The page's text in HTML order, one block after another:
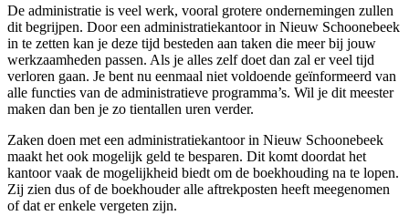
De administratie is veel werk, vooral grotere ondernemingen zullen
dit begrijpen. Door een administratiekantoor in Nieuw Schoonebeek
in te zetten kan je deze tijd besteden aan taken die meer bij jouw
werkzaamheden passen. Als je alles zelf doet dan zal er veel tijd
verloren gaan. Je bent nu eenmaal niet voldoende geïnformeerd van
alle functies van de administratieve programma’s. Wil je dit meester
maken dan ben je zo tientallen uren verder.
Zaken doen met een administratiekantoor in Nieuw Schoonebeek
maakt het ook mogelijk geld te besparen. Dit komt doordat het
kantoor vaak de mogelijkheid biedt om de boekhouding na te lopen.
Zij zien dus of de boekhouder alle aftrekposten heeft meegenomen
of dat er enkele vergeten zijn.